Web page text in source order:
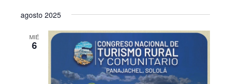
agosto 2025
MIÉ
6